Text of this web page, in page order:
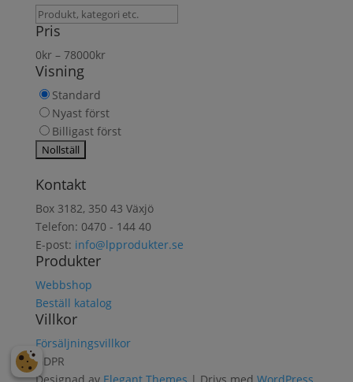
Sök
produkt
Pris
0kr– 78000kr
Visning
Standard
Nyast först
Billigast först
Kontakt
Box 3182, 350 43 Växjö
Telefon: 0470 - 144 40
E-post: info@lpprodukter.se
Produkter
Webbshop
Beställ katalog
Villkor
Försäljningsvillkor
GDPR